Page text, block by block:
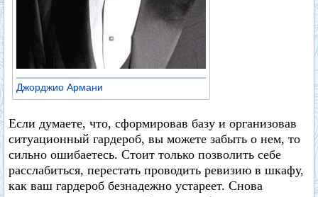
Джорджио Армани
Если думаете, что, сформировав базу и организовав
ситуационный гардероб, вы можете забыть о нем, то
сильно ошибаетесь. Стоит только позволить себе
расслабиться, перестать проводить ревизию в шкафу,
как ваш гардероб безнадежно устареет. Снова